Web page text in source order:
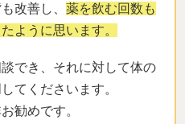
改善し、 薬を飲む回数も
ように思います。
でき、それに対して体の
てくださいます。
勧めです。